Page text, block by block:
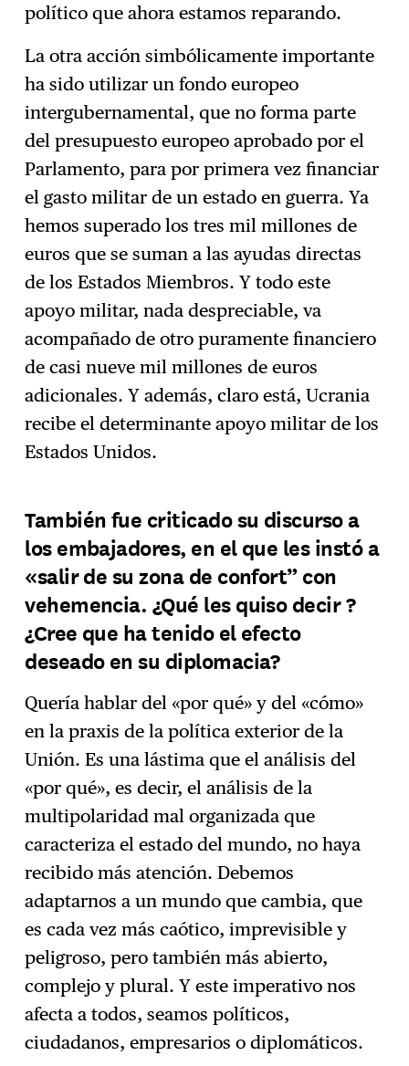
político que ahora estamos reparando.
La otra acción simbólicamente importante
ha sido utilizar un fondo europeo
intergubernamental, que no forma parte
del presupuesto europeo aprobado por el
Parlamento, para por primera vez financiar
el gasto militar de un estado en guerra. Ya
hemos superado los tres mil millones de
euros que se suman a las ayudas directas
de los Estados Miembros. Y todo este
apoyo militar, nada despreciable, va
acompañado de otro puramente financiero
de casi nueve mil millones de euros
adicionales. Y además, claro está, Ucrania
recibe el determinante apoyo militar de los
Estados Unidos.
También fue criticado su discurso a
los embajadores, en el que les instó a
«salir de su zona de confort” con
vehemencia. ¿Qué les quiso decir ?
¿Cree que ha tenido el efecto
deseado en su diplomacia?
Quería hablar del «por qué» y del «cómo»
en la praxis de la política exterior de la
Unión. Es una lástima que el análisis del
«por qué», es decir, el análisis de la
multipolaridad mal organizada que
caracteriza el estado del mundo, no haya
recibido más atención. Debemos
adaptarnos a un mundo que cambia, que
es cada vez más caótico, imprevisible y
peligroso, pero también más abierto,
complejo y plural. Y este imperativo nos
afecta a todos, seamos políticos,
ciudadanos, empresarios o diplomáticos.